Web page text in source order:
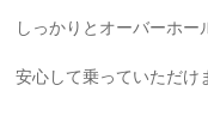
しっかりとオーバーホー
安心して乗っていただけ